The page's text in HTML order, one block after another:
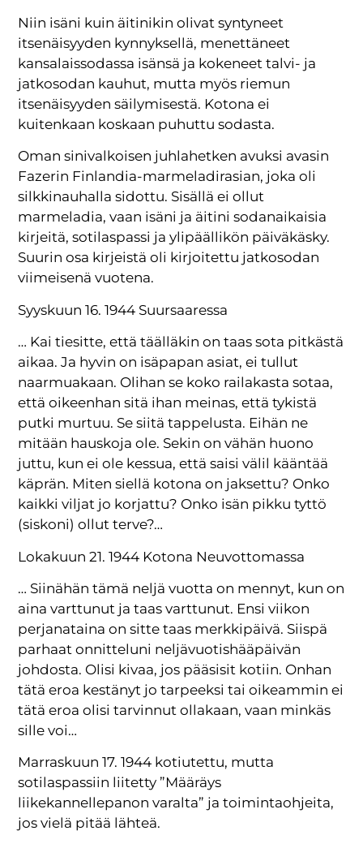
Niin isäni kuin äitinikin olivat syntyneet
itsenäisyyden kynnyksellä, menettäneet
kansalaissodassa isänsä ja kokeneet talvi- ja
jatkosodan kauhut, mutta myös riemun
itsenäisyyden säilymisestä. Kotona ei
kuitenkaan koskaan puhuttu sodasta.
Oman sinivalkoisen juhlahetken avuksi avasin
Fazerin Finlandia-marmeladirasian, joka oli
silkkinauhalla sidottu. Sisällä ei ollut
marmeladia, vaan isäni ja äitini sodanaikaisia
kirjeitä, sotilaspassi ja ylipäällikön päiväkäsky.
Suurin osa kirjeistä oli kirjoitettu jatkosodan
viimeisenä vuotena.
Syyskuun 16. 1944 Suursaaressa
… Kai tiesitte, että täälläkin on taas sota pitkästä
aikaa. Ja hyvin on isäpapan asiat, ei tullut
naarmuakaan. Olihan se koko railakasta sotaa,
että oikeenhan sitä ihan meinas, että tykistä
putki murtuu. Se siitä tappelusta. Eihän ne
mitään hauskoja ole. Sekin on vähän huono
juttu, kun ei ole kessua, että saisi välil kääntää
käprän. Miten siellä kotona on jaksettu? Onko
kaikki viljat jo korjattu? Onko isän pikku tyttö
(siskoni) ollut terve?…
Lokakuun 21. 1944 Kotona Neuvottomassa
… Siinähän tämä neljä vuotta on mennyt, kun on
aina varttunut ja taas varttunut. Ensi viikon
perjanataina on sitte taas merkkipäivä. Siispä
parhaat onnitteluni neljävuotishääpäivän
johdosta. Olisi kivaa, jos pääsisit kotiin. Onhan
tätä eroa kestänyt jo tarpeeksi tai oikeammin ei
tätä eroa olisi tarvinnut ollakaan, vaan minkäs
sille voi…
Marraskuun 17. 1944 kotiutettu, mutta
sotilaspassiin liitetty ”Määräys
liikekannellepanon varalta” ja toimintaohjeita,
jos vielä pitää lähteä.